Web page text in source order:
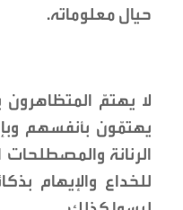
حيال معلوماته.
لا يهتمّ المتظاهرون
يهتمّون بأنفسهم
الرنانة
للخداع والإيهام